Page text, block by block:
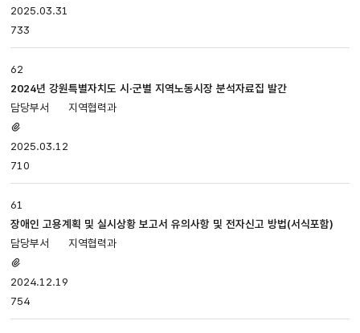
있음
2025.03.31
733
62
2024년 강원특별자치도 시·군별 지역노동시장 분석자료집 발간
지역협력과
있음
2025.03.12
710
61
장애인 고용계획 및 실시상황 보고서 유의사항 및 전자신고 방법(서식포함)
지역협력과
있음
2024.12.19
754